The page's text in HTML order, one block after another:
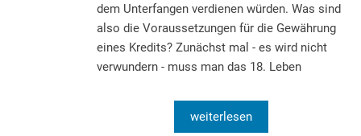
dem Unterfangen verdienen würden. Was sind
also die Voraussetzungen für die Gewährung
eines Kredits? Zunächst mal - es wird nicht
verwundern - muss man das 18. Leben
weiterlesen